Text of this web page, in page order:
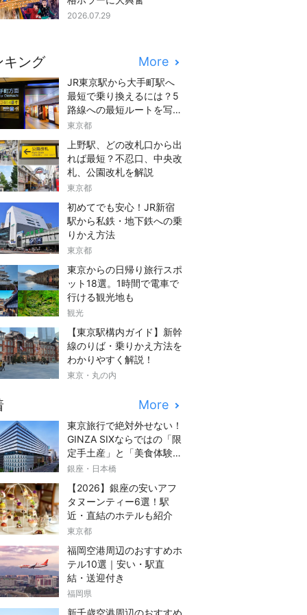
2026.07.29
キング More
JR東京駅から大手町駅へ
最短で乗り換えるには？5
路線への最短ルートを写真
つきでご紹介
東京都
上野駅、どの改札口から出
れば最短？不忍口、中央改
札、公園改札を解説
東京都
初めてでも安心！JR新宿
駅から私鉄・地下鉄への乗
りかえ方法
東京都
東京からの日帰り旅行スポ
ット18選。1時間で電車で
行ける観光地も
観光
【東京駅構内ガイド】新幹
線のりば・乗りかえ方法を
わかりやすく解説！
東京・丸の内
More
東京旅行で絶対外せない！
GINZA SIXならではの「限
定手土産」と「美食体験」
完全ガイド
銀座・日本橋
【2026】銀座の安いアフ
タヌーンティー6選！駅
近・直結のホテルも紹介
東京都
福岡空港周辺のおすすめホ
テル10選｜安い・駅直
結・送迎付き
福岡県
新千歳空港周辺のおすすめ